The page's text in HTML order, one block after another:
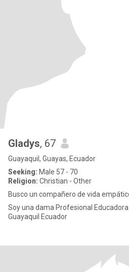
Gladys, 67
Guayaquil, Guayas, Ecuador
Seeking: Male 57 - 70
Religion: Christian - Other
Busco un compañero de vida
Soy una dama Profesional
Guayaquil Ecuador